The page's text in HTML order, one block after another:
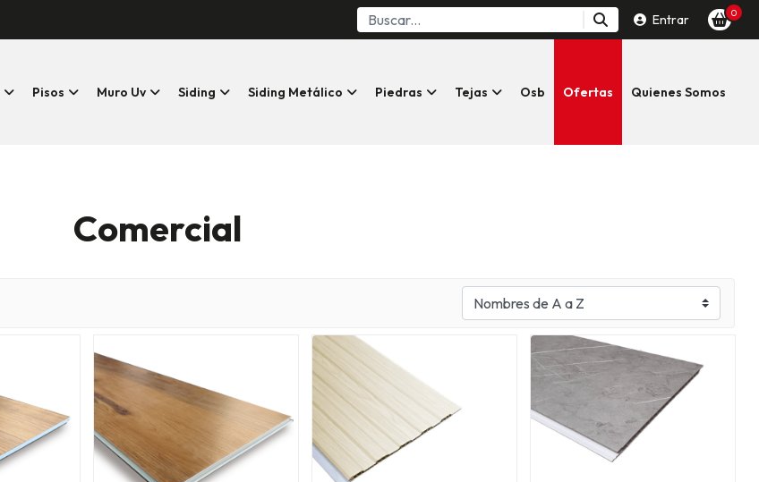
Entrar 0
Pisos Muro Uv Siding Siding Metálico Piedras Tejas Osb Ofertas Quienes Somos
Comercial